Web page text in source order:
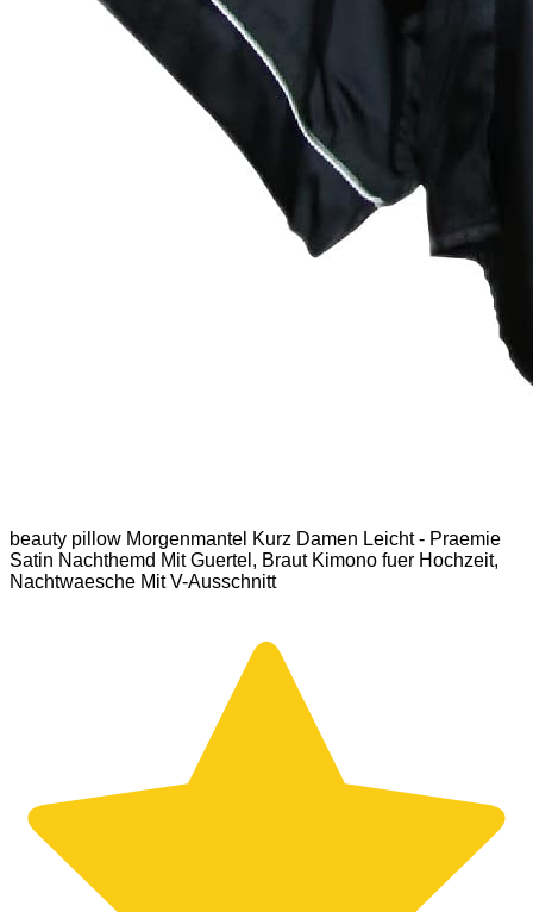
beauty pillow Morgenmantel Kurz Damen Leicht - Praemie
Satin Nachthemd Mit Guertel, Braut Kimono fuer Hochzeit,
Nachtwaesche Mit V-Ausschnitt